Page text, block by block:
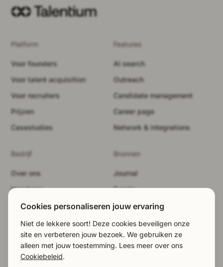
NL
Platform
Voor founders
Voor talent acquisition
Voor recruiters
Prijzen
Casestudies
Features
AI search
Outreach
Candidate management
Career page
Network & integrations
Bedrijf
Over ons
Vacatures
Beveiliging
Demo boeken
LinkedIn
Bronnen
Journal
Events
Merkpakket
Juridisch
Cookies weigeren
Cookies personaliseren jouw ervaring
Niet de lekkere soort! Deze cookies beveiligen onze
site en verbeteren jouw bezoek. We gebruiken ze
alleen met jouw toestemming. Lees meer over ons
Cookiebeleid.